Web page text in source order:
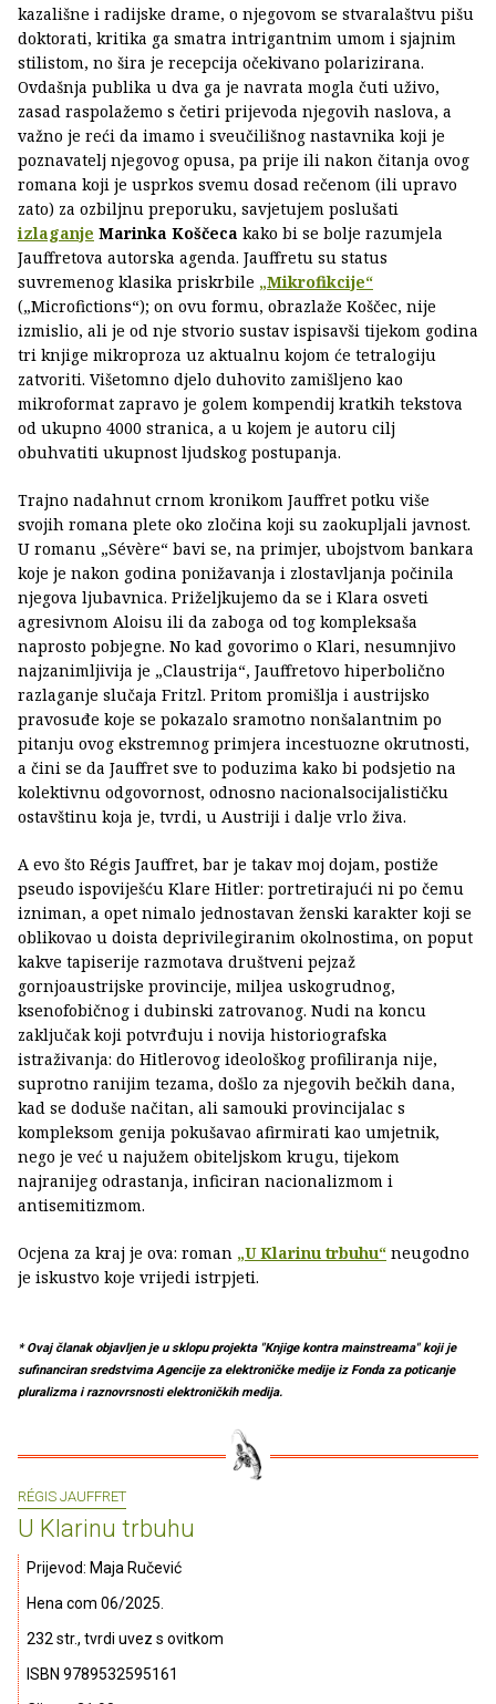
kazališne i radijske drame, o njegovom se stvaralaštvu pišu
doktorati, kritika ga smatra intrigantnim umom i sjajnim
stilistom, no šira je recepcija očekivano polarizirana.
Ovdašnja publika u dva ga je navrata mogla čuti uživo,
zasad raspolažemo s četiri prijevoda njegovih naslova, a
važno je reći da imamo i sveučilišnog nastavnika koji je
poznavatelj njegovog opusa, pa prije ili nakon čitanja ovog
romana koji je usprkos svemu dosad rečenom (ili upravo
zato) za ozbiljnu preporuku, savjetujem poslušati
izlaganje Marinka Koščeca kako bi se bolje razumjela
Jauffretova autorska agenda. Jauffretu su status
suvremenog klasika priskrbile „Mikrofikcije“
(„Microfictions“); on ovu formu, obrazlaže Koščec, nije
izmislio, ali je od nje stvorio sustav ispisavši tijekom godina
tri knjige mikroproza uz aktualnu kojom će tetralogiju
zatvoriti. Višetomno djelo duhovito zamišljeno kao
mikroformat zapravo je golem kompendij kratkih tekstova
od ukupno 4000 stranica, a u kojem je autoru cilj
obuhvatiti ukupnost ljudskog postupanja.
Trajno nadahnut crnom kronikom Jauffret potku više
svojih romana plete oko zločina koji su zaokupljali javnost.
U romanu „Sévère“ bavi se, na primjer, ubojstvom bankara
koje je nakon godina ponižavanja i zlostavljanja počinila
njegova ljubavnica. Priželjkujemo da se i Klara osveti
agresivnom Aloisu ili da zaboga od tog kompleksaša
naprosto pobjegne. No kad govorimo o Klari, nesumnjivo
najzanimljivija je „Claustrija“, Jauffretovo hiperbolično
razlaganje slučaja Fritzl. Pritom promišlja i austrijsko
pravosuđe koje se pokazalo sramotno nonšalantnim po
pitanju ovog ekstremnog primjera incestuozne okrutnosti,
a čini se da Jauffret sve to poduzima kako bi podsjetio na
kolektivnu odgovornost, odnosno nacionalsocijalističku
ostavštinu koja je, tvrdi, u Austriji i dalje vrlo živa.
A evo što Régis Jauffret, bar je takav moj dojam, postiže
pseudo ispoviješću Klare Hitler: portretirajući ni po čemu
izniman, a opet nimalo jednostavan ženski karakter koji se
oblikovao u doista deprivilegiranim okolnostima, on poput
kakve tapiserije razmotava društveni pejzaž
gornjoaustrijske provincije, miljea uskogrudnog,
ksenofobičnog i dubinski zatrovanog. Nudi na koncu
zaključak koji potvrđuju i novija historiografska
istraživanja: do Hitlerovog ideološkog profiliranja nije,
suprotno ranijim tezama, došlo za njegovih bečkih dana,
kad se doduše načitan, ali samouki provincijalac s
kompleksom genija pokušavao afirmirati kao umjetnik,
nego je već u najužem obiteljskom krugu, tijekom
najranijeg odrastanja, inficiran nacionalizmom i
antisemitizmom.
Ocjena za kraj je ova: roman „U Klarinu trbuhu“ neugodno
je iskustvo koje vrijedi istrpjeti.
* Ovaj članak objavljen je u sklopu projekta "Knjige kontra mainstreama" koji je
sufinanciran sredstvima Agencije za elektroničke medije iz Fonda za poticanje
pluralizma i raznovrsnosti elektroničkih medija.
RÉGIS JAUFFRET
U Klarinu trbuhu
Prijevod: Maja Ručević
Hena com 06/2025.
232 str., tvrdi uvez s ovitkom
ISBN 9789532595161